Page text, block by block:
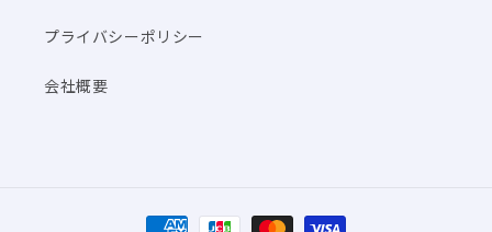
プライバシーポリシー
会社概要
決